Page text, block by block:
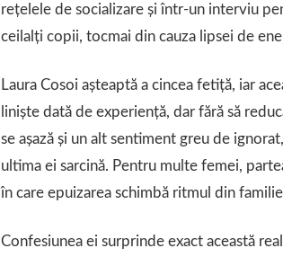
rețelele de socializare și într-un interviu
ceilalți copii, tocmai din cauza lipsei de
Laura Cosoi așteaptă a cincea fetiță, iar
liniște dată de experiență, dar fără să
se așază și un alt sentiment greu de
ultima ei sarcină. Pentru multe femei,
în care epuizarea schimbă ritmul din
Confesiunea ei surprinde exact această